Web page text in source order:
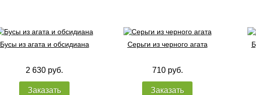
Бусы из агата и обсидиана
2 630 руб.
Заказать
Серьги из черного агата
710 руб.
Заказать